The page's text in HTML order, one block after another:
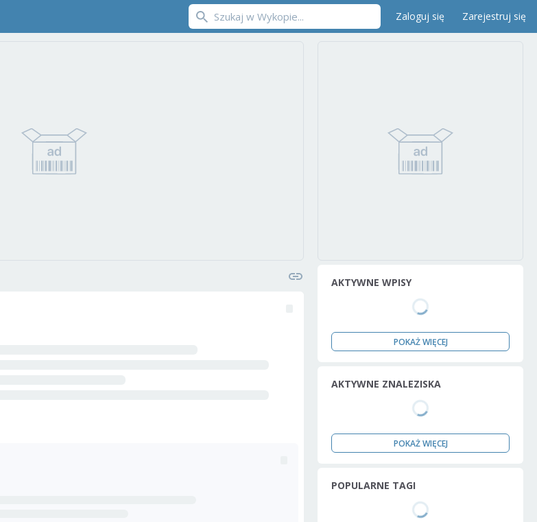
Zaloguj się Zarejestruj się
AKTYWNE WPISY
POKAŻ WIĘCEJ
AKTYWNE ZNALEZISKA
POKAŻ WIĘCEJ
POPULARNE TAGI